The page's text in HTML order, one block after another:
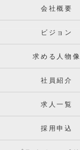
会社概要
ビジョン
求める人物像
社員紹介
求人一覧
採用申込